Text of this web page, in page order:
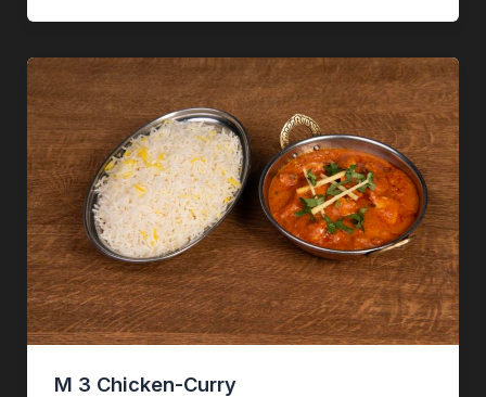
M 3 Chicken-Curry